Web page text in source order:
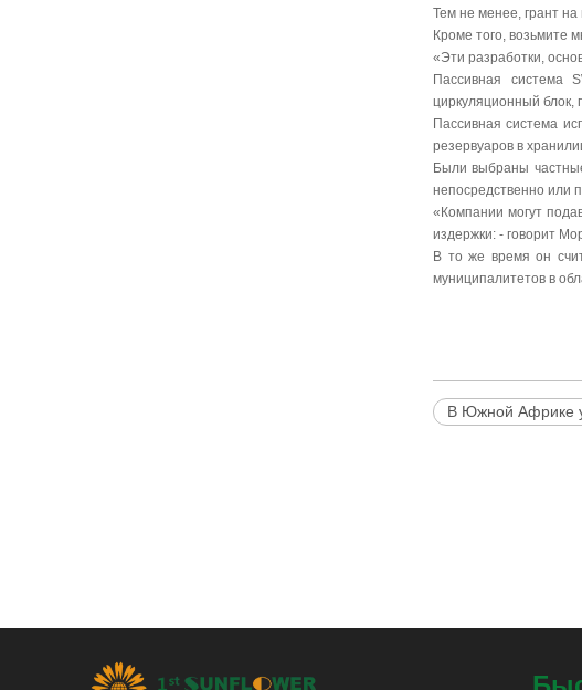
Тем не менее, грант
Кроме того, возьмите
«Эти разработки,
Пассивная система
циркуляционный блок,
Пассивная система
резервуаров в
Были выбраны
непосредственно или
«Компании могут
издержки: - говорит
В то же время он
муниципалитетов в
В Южной Африке